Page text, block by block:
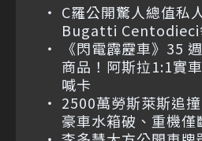
C羅公開驚人總值私
Bugatti Centodieci
《閃電霹靂車》35
商品！阿斯拉1:1實
喊卡
2500萬勞斯萊斯追
豪車水箱破、重機僅